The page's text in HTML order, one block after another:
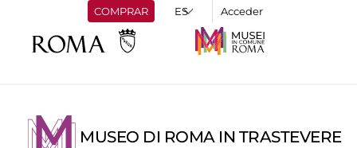
COMPRAR Acceder
MUSEO DI ROMA IN TRASTEVERE